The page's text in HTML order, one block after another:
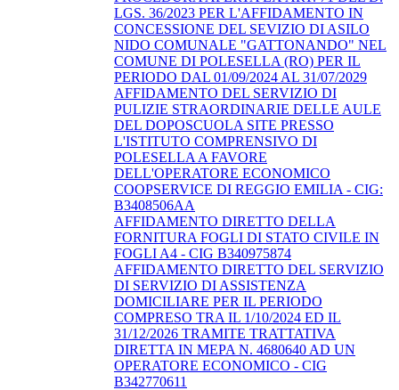
LGS. 36/2023 PER L'AFFIDAMENTO IN
CONCESSIONE DEL SEVIZIO DI ASILO
NIDO COMUNALE "GATTONANDO" NEL
COMUNE DI POLESELLA (RO) PER IL
PERIODO DAL 01/09/2024 AL 31/07/2029
AFFIDAMENTO DEL SERVIZIO DI
PULIZIE STRAORDINARIE DELLE AULE
DEL DOPOSCUOLA SITE PRESSO
L'ISTITUTO COMPRENSIVO DI
POLESELLA A FAVORE
DELL'OPERATORE ECONOMICO
COOPSERVICE DI REGGIO EMILIA - CIG:
B3408506AA
AFFIDAMENTO DIRETTO DELLA
FORNITURA FOGLI DI STATO CIVILE IN
FOGLI A4 - CIG B340975874
AFFIDAMENTO DIRETTO DEL SERVIZIO
DI SERVIZIO DI ASSISTENZA
DOMICILIARE PER IL PERIODO
COMPRESO TRA IL 1/10/2024 ED IL
31/12/2026 TRAMITE TRATTATIVA
DIRETTA IN MEPA N. 4680640 AD UN
OPERATORE ECONOMICO - CIG
B342770611